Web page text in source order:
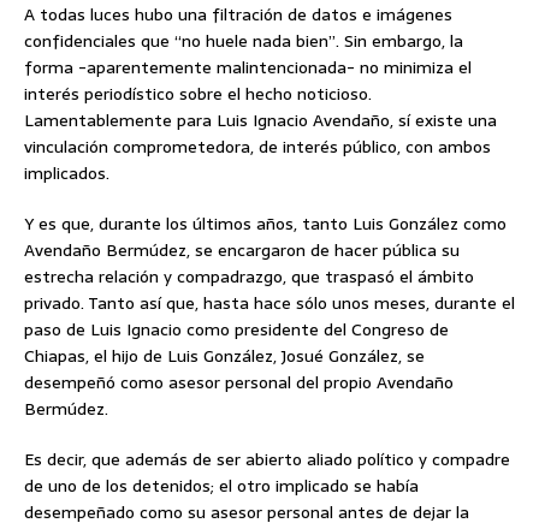
A todas luces hubo una filtración de datos e imágenes
confidenciales que “no huele nada bien”. Sin embargo, la
forma -aparentemente malintencionada- no minimiza el
interés periodístico sobre el hecho noticioso.
Lamentablemente para Luis Ignacio Avendaño, sí existe una
vinculación comprometedora, de interés público, con ambos
implicados.
Y es que, durante los últimos años, tanto Luis González como
Avendaño Bermúdez, se encargaron de hacer pública su
estrecha relación y compadrazgo, que traspasó el ámbito
privado. Tanto así que, hasta hace sólo unos meses, durante el
paso de Luis Ignacio como presidente del Congreso de
Chiapas, el hijo de Luis González, Josué González, se
desempeñó como asesor personal del propio Avendaño
Bermúdez.
Es decir, que además de ser abierto aliado político y compadre
de uno de los detenidos; el otro implicado se había
desempeñado como su asesor personal antes de dejar la